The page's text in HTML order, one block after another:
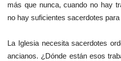
más que nunca, cuando no hay
no hay suficientes sacerdotes
La Iglesia necesita sacerdotes
ancianos. ¿Dónde están esos